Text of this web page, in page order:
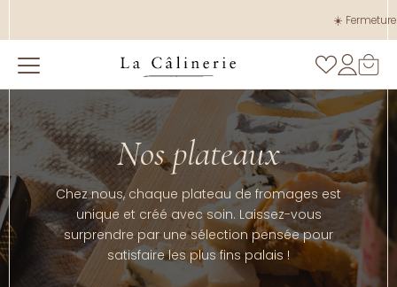
☀️ Fermeture
Nos plateaux
Chez nous, chaque plateau de fromages est
unique et créé avec soin. Laissez-vous
surprendre par une sélection pensée pour
satisfaire les plus fins palais !